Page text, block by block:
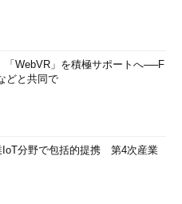
「WebVR」を積極サポートへ──F
どと共同で
IoT分野で包括的提携 第4次産業